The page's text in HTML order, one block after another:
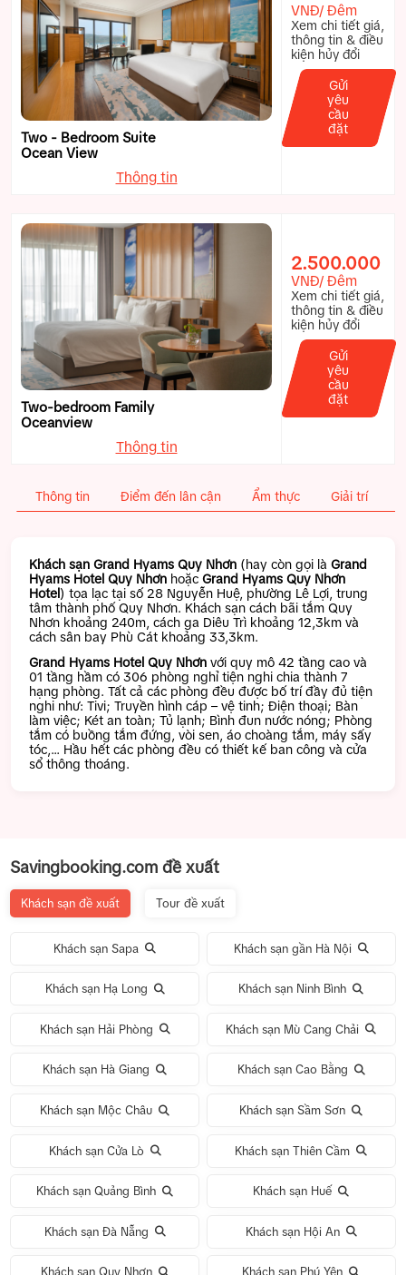
Two - Bedroom Suite
Ocean View
Thông tin
VNĐ/ Đêm
Xem chi tiết giá,
thông tin & điều
kiện hủy đổi
Gửi
yêu
cầu
đặt
Two-bedroom Family
Oceanview
Thông tin
2.500.000
VNĐ/ Đêm
Xem chi tiết giá,
thông tin & điều
kiện hủy đổi
Gửi
yêu
cầu
đặt
Thông tin Điểm đến lân cận Ẩm thực Giải trí
Khách sạn Grand Hyams Quy Nhơn (hay còn gọi là Grand
Hyams Hotel Quy Nhơn hoặc Grand Hyams Quy Nhơn
Hotel ) tọa lạc tại số 28 Nguyễn Huệ, phường Lê Lợi, trung
tâm thành phố Quy Nhơn. Khách sạn cách bãi tắm Quy
Nhơn khoảng 240m, cách ga Diêu Trì khoảng 12,3km và
cách sân bay Phù Cát khoảng 33,3km.
Grand Hyams Hotel Quy Nhơn với quy mô 42 tầng cao và
01 tầng hầm có 306 phòng nghỉ tiện nghi chia thành 7
hạng phòng. Tất cả các phòng đều được bố trí đầy đủ tiện
nghi như: Tivi; Truyền hình cáp – vệ tinh; Điện thoại; Bàn
làm việc; Két an toàn; Tủ lạnh; Bình đun nước nóng; Phòng
tắm có buồng tắm đứng, vòi sen, áo choàng tắm, máy sấy
tóc,… Hầu hết các phòng đều có thiết kế ban công và cửa
sổ thông thoáng.
Savingbooking.com đề xuất
Khách sạn đề xuất Tour đề xuất
Khách sạn Sapa Khách sạn gần Hà Nội
Khách sạn Hạ Long Khách sạn Ninh Bình
Khách sạn Hải Phòng Khách sạn Mù Cang Chải
Khách sạn Hà Giang Khách sạn Cao Bằng
Khách sạn Mộc Châu Khách sạn Sầm Sơn
Khách sạn Cửa Lò Khách sạn Thiên Cầm
Khách sạn Quảng Bình Khách sạn Huế
Khách sạn Đà Nẵng Khách sạn Hội An
Khách sạn Quy Nhơn Khách sạn Phú Yên